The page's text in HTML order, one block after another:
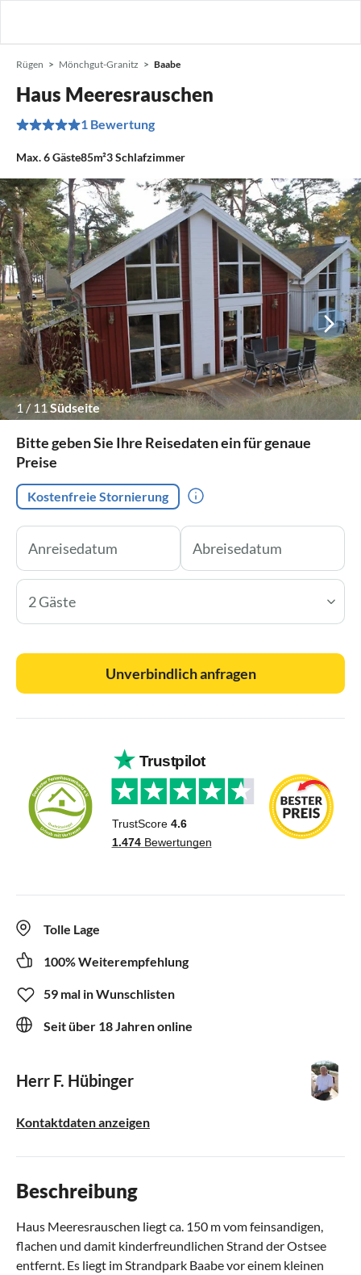
Rügen Mönchgut-Granitz Baabe
Haus Meeresrauschen
1 Bewertung
Max.6Gäste85m²3Schlafzimmer
1 /11Südseite
Bitte geben Sie Ihre Reisedaten ein für genaue
Preise
Kostenfreie Stornierung
2 Gäste
Unverbindlich anfragen
Tolle Lage
100% Weiterempfehlung
59 mal in Wunschlisten
Seit über 18 Jahren online
Herr F. Hübinger
Kontaktdaten anzeigen
Beschreibung
Haus Meeresrauschen liegt ca. 150 m vom feinsandigen,
flachen und damit kinderfreundlichen Strand der Ostsee
entfernt. Es liegt im Strandpark Baabe vor einem kleinen